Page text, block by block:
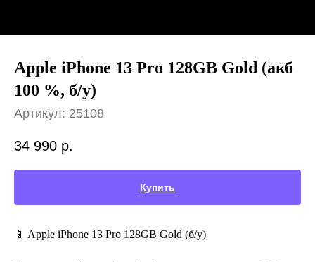
Apple iPhone 13 Pro 128GB Gold (акб
100 %, б/у)
Артикул: 25108
34 990 р.
Купить
📱 Apple iPhone 13 Pro 128GB Gold (б/у)